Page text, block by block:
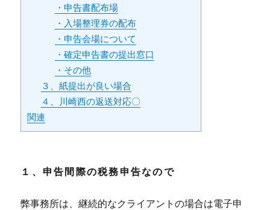
・申告書配布場
・入場整理券の配布
・申告会場について
・確定申告書の提出窓口
・その他
３、紙提出が良い場合
４、川崎西の返送対応〇
関連
１、申告間際の税務申告なので
弊事務所は、継続的なクライアントの場合は電子申